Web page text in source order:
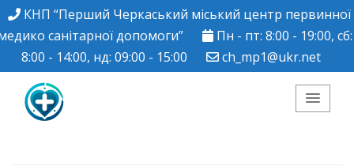
КНП “Перший Черкаський міський центр первинної
санітарної допомоги”
Пн - пт: 8:00 - 19:00, сб:
8:00 - 14:00, нд: 09:00 - 15:00
ch_mp1@ukr.net